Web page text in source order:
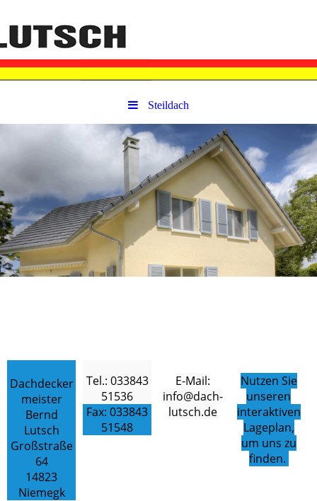
Steildach
Dachdecker
meister
Bernd
Lutsch
Großstraße
64
14823
Niemegk
Tel.: 033843
51536
Fax: 033843
51548
E-Mail:
info@dach-
lutsch.de
Nutzen Sie
unseren
interaktiven
Lageplan,
um uns zu
finden.